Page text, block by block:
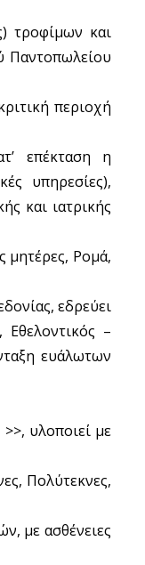
τροφίμων και
Παντοπωλείου
περιοχή
επέκταση η
υπηρεσίες),
και ιατρικής
μητέρες, Ρομά,
εδρεύει
–
ευάλωτων
υλοποιεί με
Πολύτεκνες,
με ασθένειες